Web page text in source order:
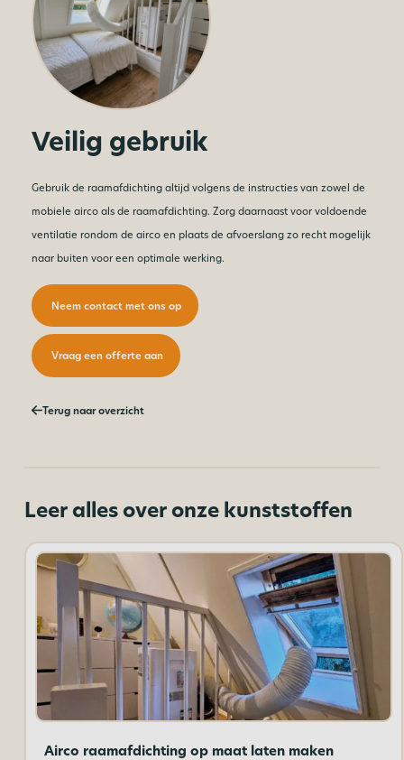
Veilig gebruik
Gebruik de raamafdichting altijd volgens de instructies van zowel de
mobiele airco als de raamafdichting. Zorg daarnaast voor voldoende
ventilatie rondom de airco en plaats de afvoerslang zo recht mogelijk
naar buiten voor een optimale werking.
Neem contact met ons op
Vraag een offerte aan
Terug naar overzicht
Leer alles over onze kunststoffen
Airco raamafdichting op maat laten maken